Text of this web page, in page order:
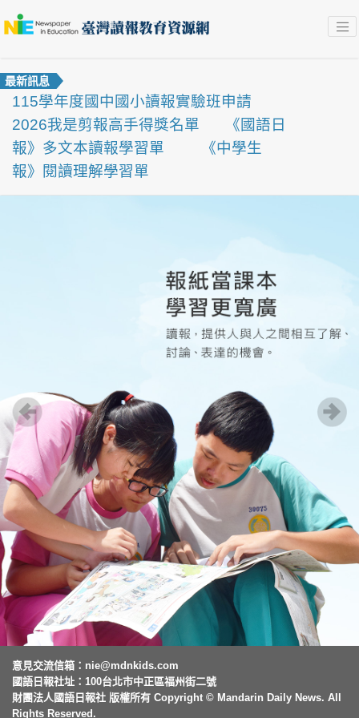
最新訊息
115學年度國中國小讀報實驗班申請
2026我是剪報高手得獎名單
《國語日
報》多文本讀報學習單
《中學生
報》閱讀理解學習單
意見交流信箱： nie@mdnkids.com
國語日報社址：100台北市中正區福州街二號
財團法人國語日報社 版權所有 Copyright © Mandarin Daily News. All
Rights Reserved.